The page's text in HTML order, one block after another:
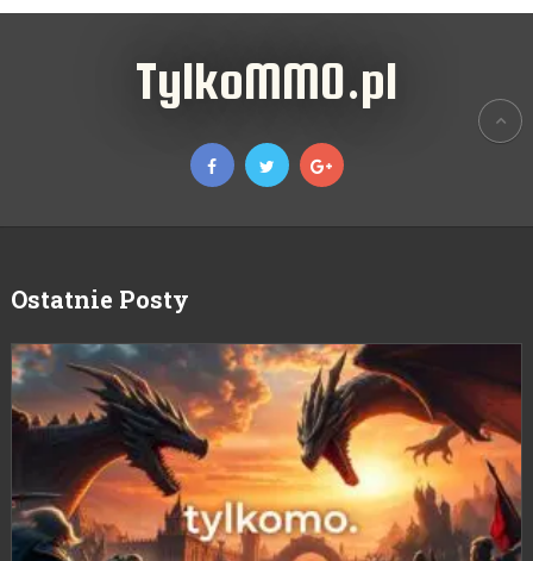
TylkoMMO.pl
Ostatnie Posty